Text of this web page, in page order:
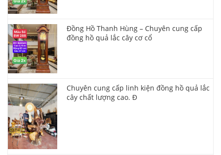
Đồng Hồ Thanh Hùng – Chuyên cung cấp
đồng hồ quả lắc cây cơ cổ
Chuyên cung cấp linh kiện đồng hồ quả lắc
cây chất lượng cao. Đ